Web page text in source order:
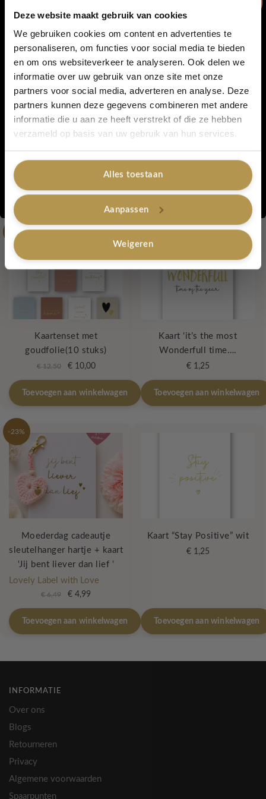
Deze website maakt gebruik van cookies
We gebruiken cookies om content en advertenties te
personaliseren, om functies voor social media te bieden
en om ons websiteverkeer te analyseren. Ook delen we
informatie over uw gebruik van onze site met onze
partners voor social media, adverteren en analyse. Deze
partners kunnen deze gegevens combineren met andere
informatie die u aan ze heeft verstrekt of die ze hebben
verzameld op basis van uw gebruik van hun services.
Alles toestaan
Aanpassen
Weigeren
Je kunt de kaartjes ook gebruiken als woonkaarten. Leuk aan
een woonketting of met masking tape.
Gerelateerde producten
-20%
Kaartenset met
goudfolie(10 stuks)
€12,50
Oorspronkelijke
prijs
was:
€ 12,50.
€10,00Huidige
prijs
is:
€ 10,00.
Toevoegen aan winkelwagen
Kaart ‘it’s the most
Wonderfull time….
€1,25
Toevoegen aan winkelwagen
-23%
Moederdag cadeautje
sleutelhanger hartje + kaart
‘Jij bent liever dan lief ‘
Lovely Label with Love
€6,49
Oorspronkelijke
prijs
was:
€ 6,49.
€ 4,99
prijs
is:
€ 4,99.
Toevoegen aan winkelwagen
Kaart “Stay Positive” wit
€1,25
Toevoegen aan winkelwagen
INFORMATIE
Over ons
Blogs
Retourneren
Privacy
Algemene voorwaarden
Spaarpunten
5% korting...
Ja, graag!
Nee, bedankt